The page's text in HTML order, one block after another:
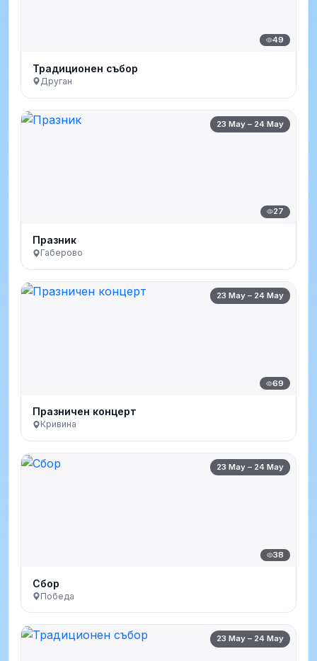
49
Традиционен събор
Друган
23 May – 24 May
27
Празник
Габерово
23 May – 24 May
69
Празничен концерт
Кривина
23 May – 24 May
38
Сбор
Победа
23 May – 24 May